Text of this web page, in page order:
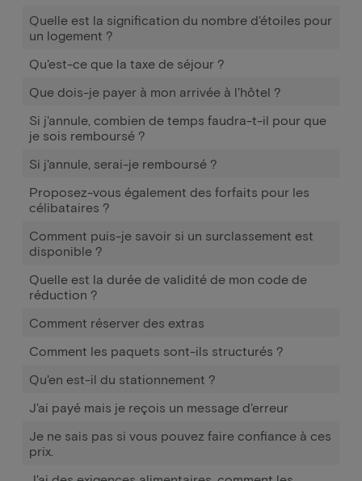
Quelle est la signification du nombre d'étoiles pour
un logement ?
Qu'est-ce que la taxe de séjour ?
Que dois-je payer à mon arrivée à l'hôtel ?
Si j'annule, combien de temps faudra-t-il pour que
je sois remboursé ?
Si j'annule, serai-je remboursé ?
Proposez-vous également des forfaits pour les
célibataires ?
Comment puis-je savoir si un surclassement est
disponible ?
Quelle est la durée de validité de mon code de
réduction ?
Comment réserver des extras
Comment les paquets sont-ils structurés ?
Qu'en est-il du stationnement ?
J'ai payé mais je reçois un message d'erreur
Je ne sais pas si vous pouvez faire confiance à ces
prix.